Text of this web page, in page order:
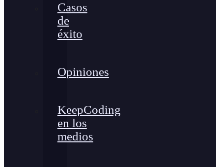
Casos
de
éxito
Opiniones
KeepCoding
en los
medios